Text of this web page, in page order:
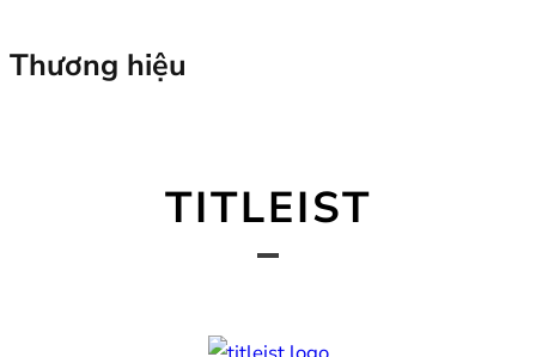
Thương hiệu
TITLEIST